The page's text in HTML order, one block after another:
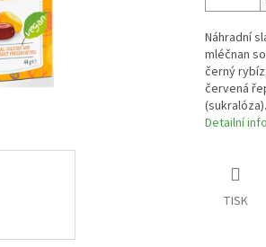
Náhradní
mléčnan
černý
červená
(sukralóza).
Detailní
TISK